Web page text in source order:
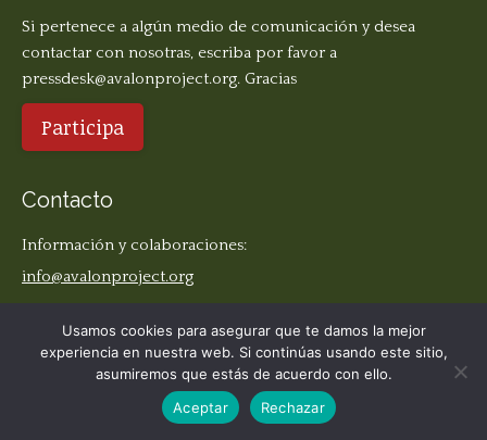
Si pertenece a algún medio de comunicación y desea
contactar con nosotras, escriba por favor a
pressdesk@avalonproject.org. Gracias
Participa
Contacto
Información y colaboraciones:
info@avalonproject.org
pressdesk@avalonproject.org
YouTube
Usamos cookies para asegurar que te damos la mejor
experiencia en nuestra web. Si continúas usando este sitio,
asumiremos que estás de acuerdo con ello.
Aceptar
Rechazar